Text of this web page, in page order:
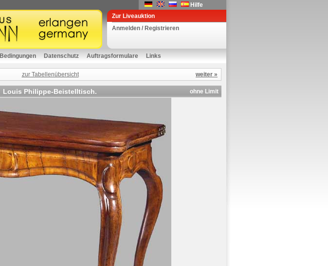
Hilfe
Zur Liveauktion
Anmelden / Registrieren
Bedingungen Datenschutz Auftragsformulare Links
zur Tabellenübersicht weiter »
Louis Philippe-Beistelltisch. ohne Limit